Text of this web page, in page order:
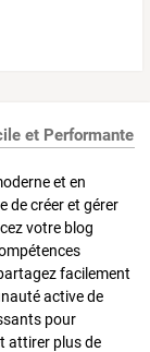
et Performante
et en
de créer et gérer
votre blog
facilement
active de
pour
attirer plus de